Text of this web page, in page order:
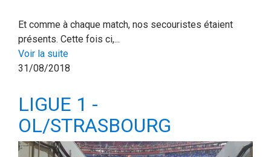
Et comme à chaque match, nos secouristes étaient
présents. Cette fois ci,...
Voir la suite
31/08/2018
LIGUE 1 -
OL/STRASBOURG